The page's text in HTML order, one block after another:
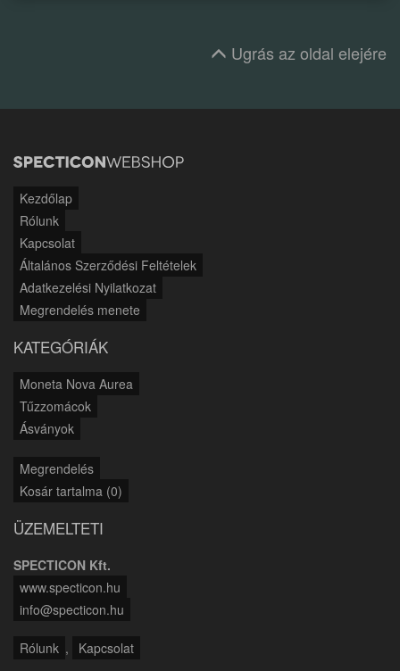
Ugrás az oldal elejére
Kezdőlap
Rólunk
Kapcsolat
Általános Szerződési Feltételek
Adatkezelési Nyilatkozat
Megrendelés menete
KATEGÓRIÁK
Moneta Nova Aurea
Tűzzomácok
Ásványok
Megrendelés
Kosár tartalma (0)
ÜZEMELTETI
SPECTICON Kft.
www.specticon.hu
info@specticon.hu
Rólunk , Kapcsolat